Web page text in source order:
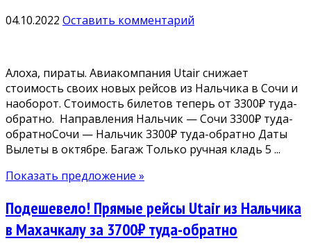
04.10.2022 Оставить комментарий
Алоха, пираты. Авиакомпания Utair снижает
стоимость своих новых рейсов из Нальчика в Сочи и
наоборот. Стоимость билетов теперь от 3300₽ туда-
обратно. Направления Нальчик — Сочи 3300₽ туда-
обратноСочи — Нальчик 3300₽ туда-обратно Даты
Вылеты в октябре. Багаж Только ручная кладь 5 ...
Показать предложение »
Подешевело! Прямые рейсы Utair из Нальчика
в Махачкалу за 3700₽ туда-обратно